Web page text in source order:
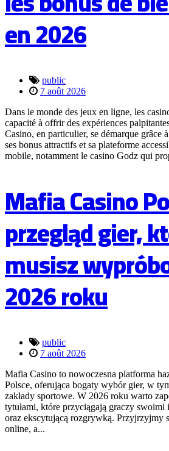
en 2026
public
7 août 2026
Dans le monde des jeux en ligne, les
capacité à offrir des expériences
Casino, en particulier, se démarque grâce
ses bonus attractifs et sa plateforme
mobile, notamment le casino Godz qui
Mafia Casino
przegląd gier,
musisz
2026 roku
public
7 août 2026
Mafia Casino to nowoczesna platforma
Polsce, oferująca bogaty wybór gier, w
zakłady sportowe. W 2026 roku warto
tytułami, które przyciągają graczy
oraz ekscytującą rozgrywką. Przyjrzyjmy
online, a...